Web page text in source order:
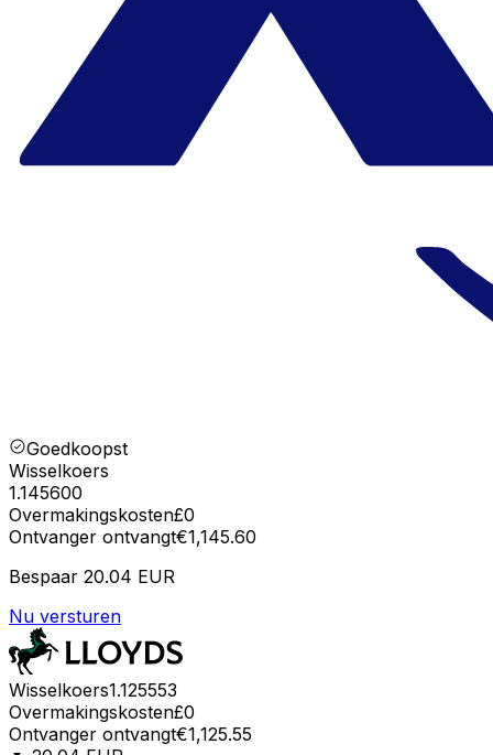
Goedkoopst
Wisselkoers
1.145600
Overmakingskosten£0
Ontvanger ontvangt€1,145.60
Bespaar 20.04 EUR
Nu versturen
Wisselkoers1.125553
Overmakingskosten£0
Ontvanger ontvangt€1,125.55